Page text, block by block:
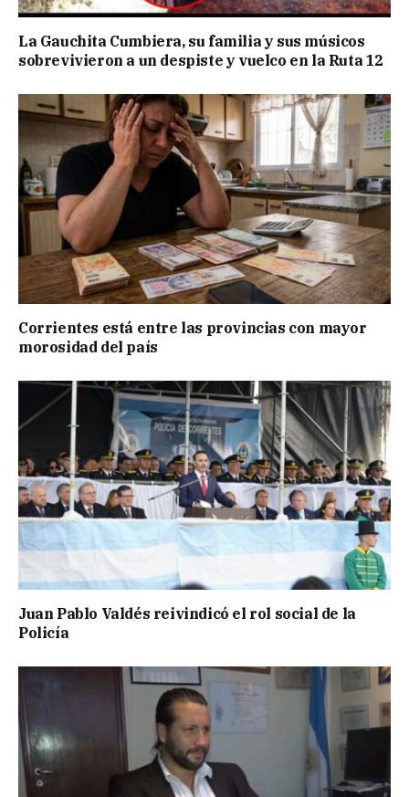
La Gauchita Cumbiera, su familia y sus músicos
sobrevivieron a un despiste y vuelco en la Ruta 12
Corrientes está entre las provincias con mayor
morosidad del país
Juan Pablo Valdés reivindicó el rol social de la
Policía